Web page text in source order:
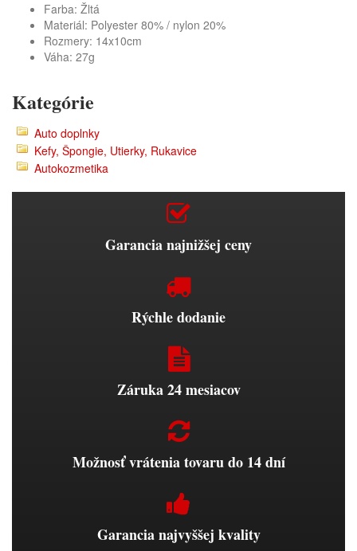
Farba: Žltá
Materiál: Polyester 80% / nylon 20%
Rozmery: 14x10cm
Váha: 27g
Kategórie
Auto doplnky
Kefy, Špongie, Utierky, Rukavice
Autokozmetika
Garancia najnižšej ceny
Rýchle dodanie
Záruka 24 mesiacov
Možnosť vrátenia tovaru do 14 dní
Garancia najvyššej kvality